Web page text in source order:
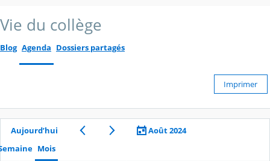
Vie du collège
Blog Agenda Dossiers partagés
Imprimer
Aujourd’hui
Août 2024
Mois